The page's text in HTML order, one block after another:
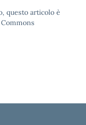
questo articolo è